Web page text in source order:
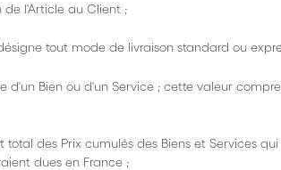
de l'Article au Client ;
tout mode de livraison standard ou
d'un Bien ou d'un Service ; cette valeur
total des Prix cumulés des Biens et Services
dues en France ;